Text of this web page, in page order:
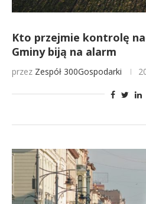
Kto przejmie kontrolę
Gminy biją na alarm
przez Zespół 300Gospodarki